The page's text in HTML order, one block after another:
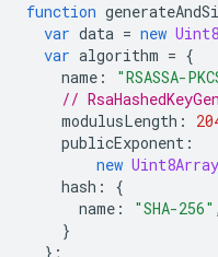
function
var data = new
var algorithm = {
name : "RSASSA-
//
modulusLength :
publicExponent :
new Uint8Array
hash :
{
name : "SHA-256" ,
}
};